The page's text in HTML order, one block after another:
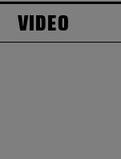
VIDEO